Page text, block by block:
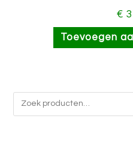
€
Toevoegen